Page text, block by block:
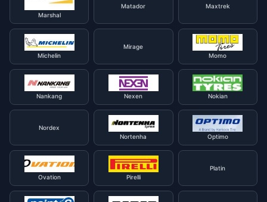
Marshal
Matador Maxtrek
Michelin
Mirage
Momo
Nankang Nexen Nokian
Nordex
Nortenha
Optimo
Ovation Pirelli
Platin